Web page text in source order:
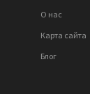
О нас
Карта сайта
Блог